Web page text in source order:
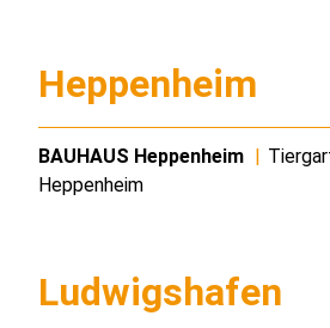
Heppenheim
BAUHAUS Heppenheim
Heppenheim
Ludwigshafen